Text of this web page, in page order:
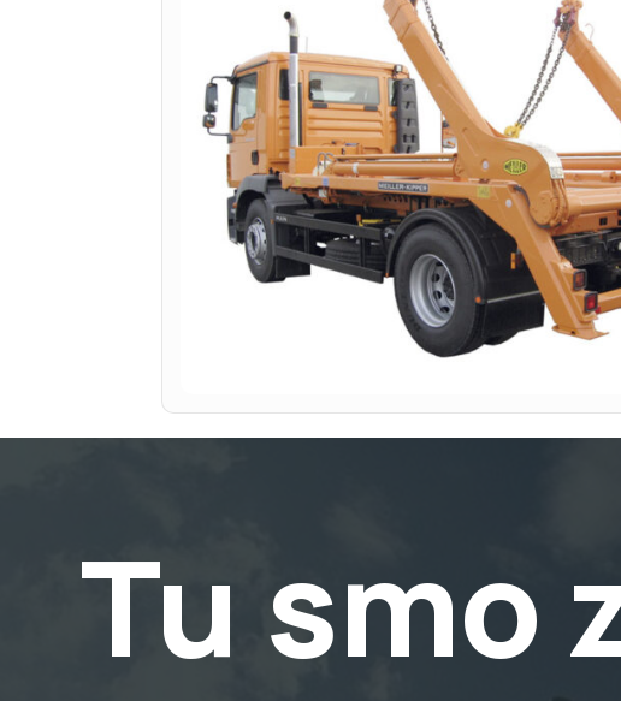
Tu smo